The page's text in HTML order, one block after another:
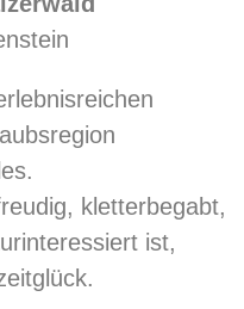
kletterbegabt,
ist,